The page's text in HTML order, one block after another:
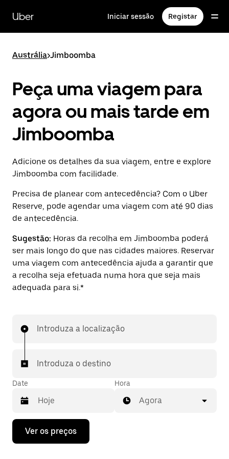
para
conteúdo
Uber Iniciar sessão Registar
Austrália>Jimboomba
Peça uma viagem para
agora ou mais tarde em
Jimboomba
Adicione os detalhes da sua viagem, entre e explore
Jimboomba com facilidade.
Precisa de planear com antecedência? Com o Uber
Reserve, pode agendar uma viagem com até 90 dias
de antecedência.
Sugestão: Horas da recolha em Jimboomba poderá
ser mais longo do que nas cidades maiores. Reservar
uma viagem com antecedência ajuda a garantir que
a recolha seja efetuada numa hora que seja mais
adequada para si.*
Introduza a localização
Introduza o destino
Date
Prima
tecla
Hora
Agora
Ver os preços